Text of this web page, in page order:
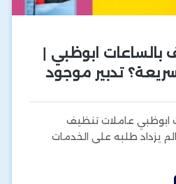
بالساعات ابوظبي |
تدبير موجود
ابوظبي عاملات تنظيف
يزداد طلبه على الخدمات